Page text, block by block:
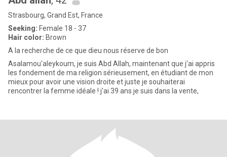
Strasbourg, Grand Est, France
Seeking: Female 18 - 37
Hair color: Brown
A la recherche de ce que dieu nous réserve de bon
Asalamou'aleykoum, je suis Abd Allah, maintenant que j'ai appris
les fondement de ma religion sérieusement, en étudiant de mon
mieux pour avoir une vision droite et juste je souhaiterai
rencontrer la femme idéale ! j'ai 39 ans je suis dans la vente,